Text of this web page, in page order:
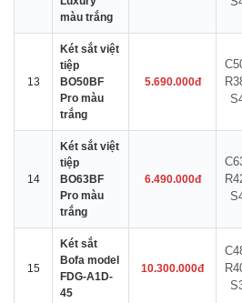
màu trắng
13
Két sắt việt
tiệp
BO50BF
Pro màu
trắng
5.690.000đ
14
Két sắt việt
tiệp
BO63BF
Pro màu
trắng
6.490.000đ
15
Két sắt
Bofa model
FDG-A1D-
45
10.300.000đ